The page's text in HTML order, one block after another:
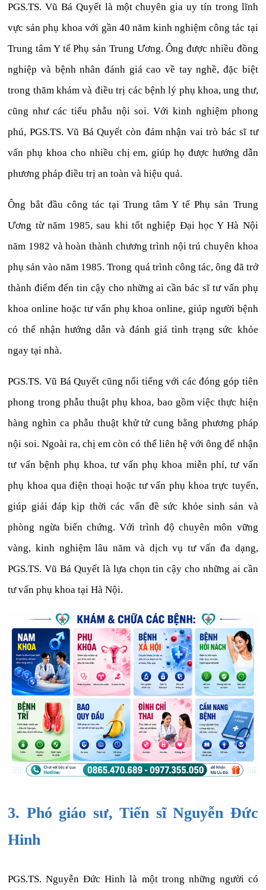
PGS.TS. Vũ Bá Quyết là một chuyên gia uy tín trong lĩnh
vực sản phụ khoa với gần 40 năm kinh nghiệm công tác tại
Trung tâm Y tế Phụ sản Trung Ương. Ông được nhiều đồng
nghiệp và bệnh nhân đánh giá cao về tay nghề, đặc biệt
trong thăm khám và điều trị các bệnh lý phụ khoa, ung thư,
cũng như các tiểu phẫu nội soi. Với kinh nghiệm phong
phú, PGS.TS. Vũ Bá Quyết còn đảm nhận vai trò bác sĩ tư
vấn phụ khoa cho nhiều chị em, giúp họ được hướng dẫn
phương pháp điều trị an toàn và hiệu quả.
Ông bắt đầu công tác tại Trung tâm Y tế Phụ sản Trung
Ương từ năm 1985, sau khi tốt nghiệp Đại học Y Hà Nội
năm 1982 và hoàn thành chương trình nội trú chuyên khoa
phụ sản vào năm 1985. Trong quá trình công tác, ông đã trở
thành điểm đến tin cậy cho những ai cần bác sĩ tư vấn phụ
khoa online hoặc tư vấn phụ khoa online, giúp người bệnh
có thể nhận hướng dẫn và đánh giá tình trạng sức khỏe
ngay tại nhà.
PGS.TS. Vũ Bá Quyết cũng nổi tiếng với các đóng góp tiên
phong trong phẫu thuật phụ khoa, bao gồm việc thực hiện
hàng nghìn ca phẫu thuật khử tử cung bằng phương pháp
nội soi. Ngoài ra, chị em còn có thể liên hệ với ông để nhận
tư vấn bệnh phụ khoa, tư vấn phụ khoa miễn phí, tư vấn
phụ khoa qua điện thoại hoặc tư vấn phụ khoa trực tuyến,
giúp giải đáp kịp thời các vấn đề sức khỏe sinh sản và
phòng ngừa biến chứng. Với trình độ chuyên môn vững
vàng, kinh nghiệm lâu năm và dịch vụ tư vấn đa dạng,
PGS.TS. Vũ Bá Quyết là lựa chọn tin cậy cho những ai cần
tư vấn phụ khoa tại Hà Nội.
3. Phó giáo sư, Tiến sĩ Nguyễn Đức
Hinh
PGS.TS. Nguyễn Đức Hinh là một trong những người có